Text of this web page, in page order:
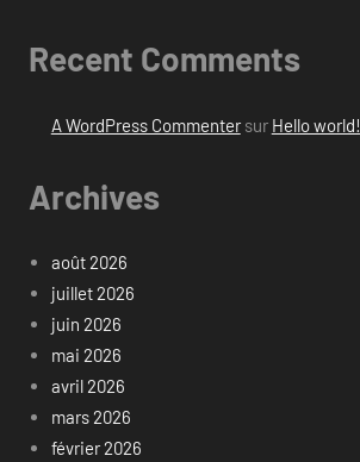
Recent Comments
A WordPress Commentersur Hello world!
Archives
août 2026
juillet 2026
juin 2026
mai 2026
avril 2026
mars 2026
février 2026